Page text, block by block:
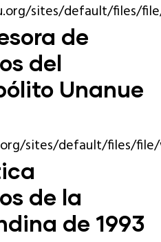
sites/default/files/
de
del
Unanue
sites/default/files/
de la
de 1993